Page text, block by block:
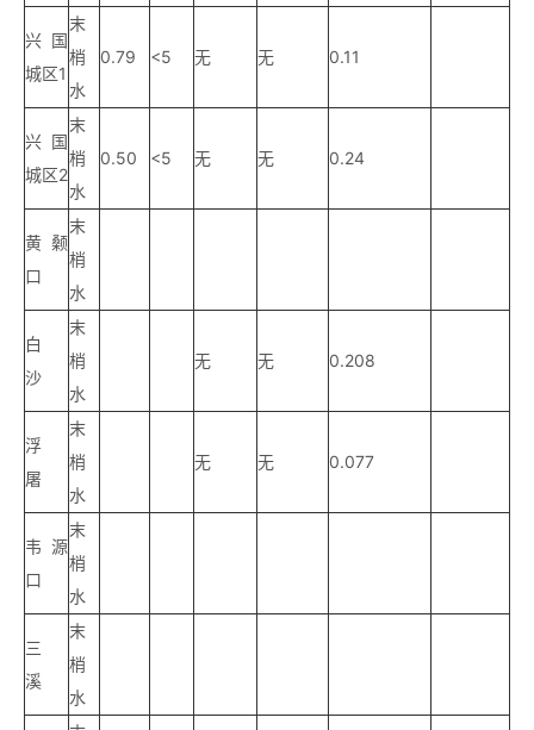
兴国
城区1
末
梢
水
0.79 <5 无 无 0.11
兴国
城区2
末
梢
水
0.50 <5 无 无 0.24
黄颡
口
末
梢
水
白
沙
末
梢
水
无 无 0.208
浮
屠
末
梢
水
无 无 0.077
韦源
口
末
梢
水
三
溪
末
梢
水